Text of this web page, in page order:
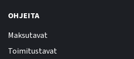
OHJEITA
Maksutavat
Toimitustavat